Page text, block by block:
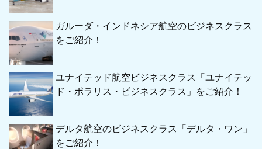
ガルーダ・インドネシア航空のビジネスクラス
をご紹介！
ユナイテッド航空ビジネスクラス「ユナイテッ
ド・ポラリス・ビジネスクラス」をご紹介！
デルタ航空のビジネスクラス「デルタ・ワン」
をご紹介！